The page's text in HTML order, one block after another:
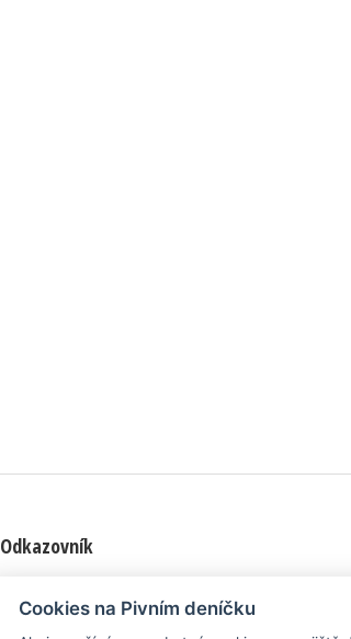
Odkazovník
Blog| Nápady & připomínky | Aplikace pro
Cookies na Pivním deníčku